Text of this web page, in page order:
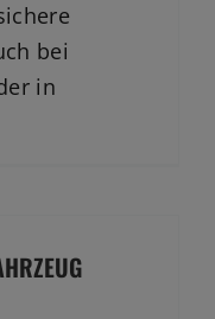
bei
in